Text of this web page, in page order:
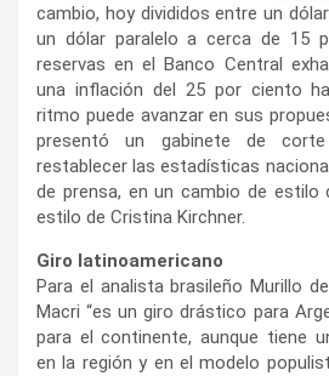
cambio, hoy divididos entre un
un dólar paralelo a cerca de 15
reservas en el Banco Central
una inflación del 25 por ciento
ritmo puede avanzar en sus
presentó un gabinete de corte
restablecer las estadísticas
de prensa, en un cambio de
estilo de Cristina Kirchner.
Giro latinoamericano
Para el analista brasileño Murillo
Macri “es un giro drástico para
para el continente, aunque tiene
en la región y en el modelo